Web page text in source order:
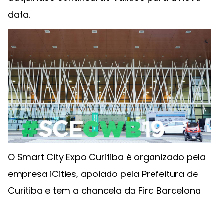
data.
O Smart City Expo Curitiba é organizado pela
empresa iCities, apoiado pela Prefeitura de
Curitiba e tem a chancela da Fira Barcelona